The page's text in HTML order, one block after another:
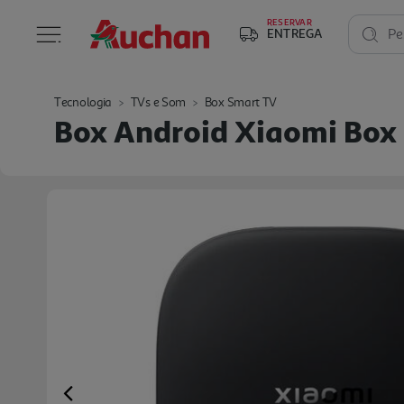
RESERVAR
ENTREGA
Tecnologia TVs e Som Box Smart TV
Box Android Xiaomi